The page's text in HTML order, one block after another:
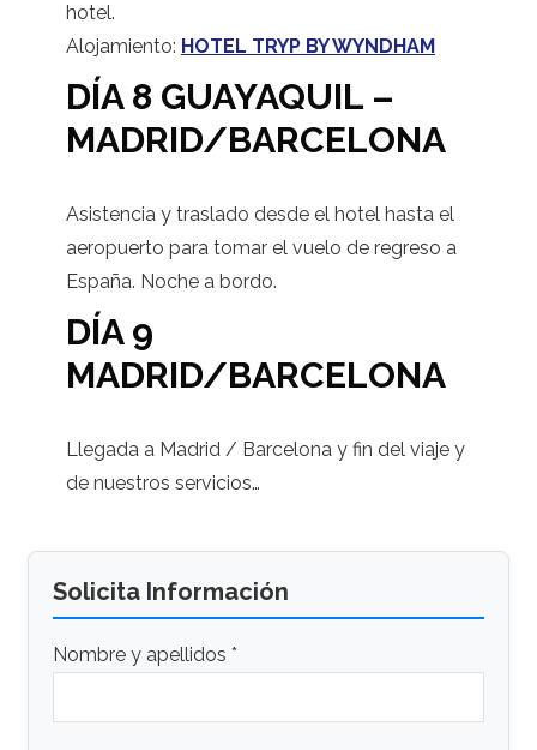
hotel.
Alojamiento: HOTEL TRYP BY WYNDHAM
DÍA 8 GUAYAQUIL –
MADRID/BARCELONA
Asistencia y traslado desde el hotel hasta el
aeropuerto para tomar el vuelo de regreso a
España. Noche a bordo.
DÍA 9
MADRID/BARCELONA
Llegada a Madrid / Barcelona y fin del viaje y
de nuestros servicios…
Solicita Información
Nombre y apellidos *